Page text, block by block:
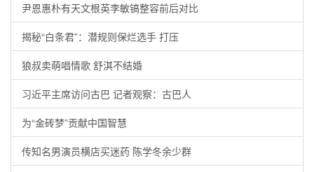
尹恩惠朴有天文根英李敏镐整容前后对比
揭秘“白条君”：潜规则保烂选手 打压
狼叔卖萌唱情歌 舒淇不结婚
习近平主席访问古巴 记者观察：古巴人
为“金砖梦”贡献中国智慧
传知名男演员横店买迷药 陈学冬余少群